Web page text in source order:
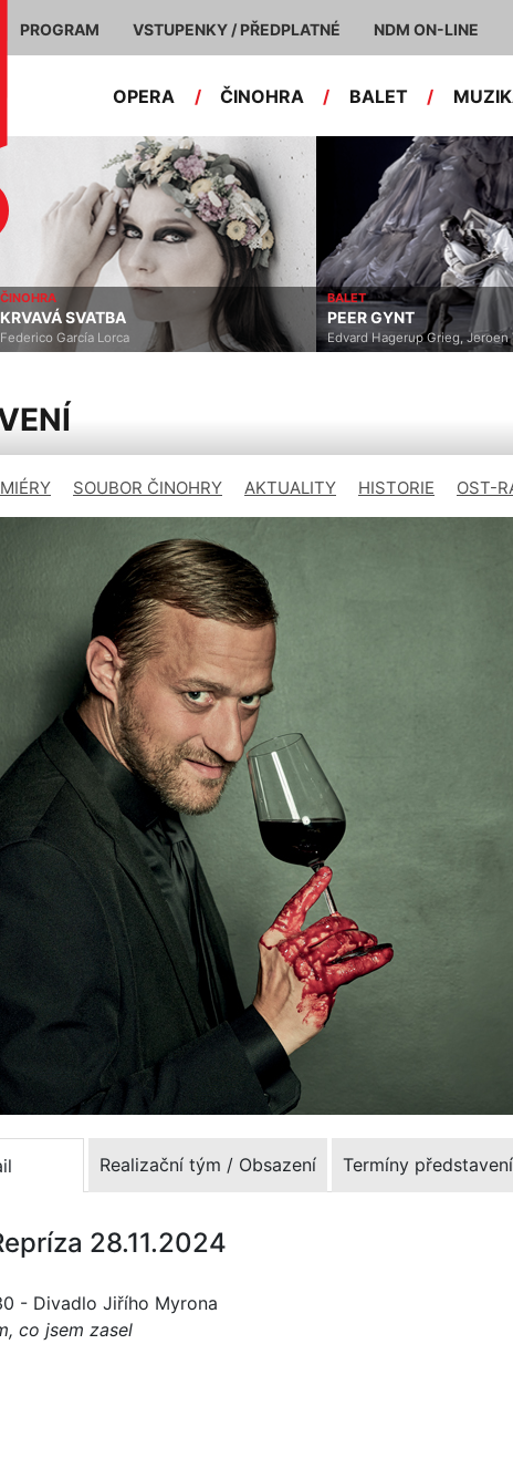
PROGRAM VSTUPENKY / PŘEDPLATNÉ NDM ON-LINE
OPERA / ČINOHRA / BALET /
ČINOHRA
KRVAVÁ SVATBA
Federico García Lorca
BALET
PEER GYNT
Edvard Hagerup Grieg, Jeroen
SOUBOR ČINOHRY AKTUALITY HISTORIE OST-
Realizační tým / Obsazení Termíny představení
28.11.2024
- Divadlo Jiřího Myrona
co jsem zasel